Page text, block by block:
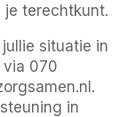
terechtkunt.
situatie in
via 070
in